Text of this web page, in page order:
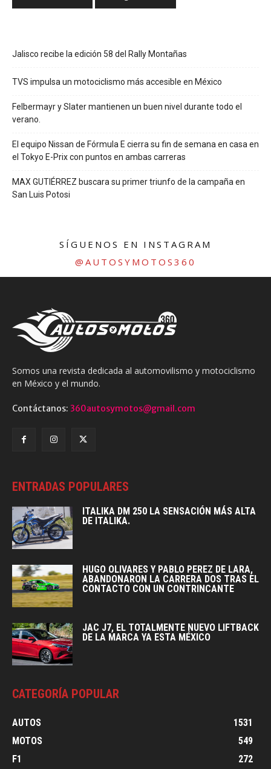
Jalisco recibe la edición 58 del Rally Montañas
TVS impulsa un motociclismo más accesible en México
Felbermayr y Slater mantienen un buen nivel durante todo el
verano.
El equipo Nissan de Fórmula E cierra su fin de semana en casa en
el Tokyo E-Prix con puntos en ambas carreras
MAX GUTIÉRREZ buscara su primer triunfo de la campaña en
San Luis Potosi
SÍGUENOS EN INSTAGRAM
@AUTOSYMOTOS360
Somos una revista dedicada al automovilismo y motociclismo
en México y el mundo.
Contáctanos: 360autosymotos@gmail.com
ENTRADAS POPULARES
ITALIKA DM 250 LA SENSACIÓN MÁS ALTA
DE ITALIKA.
HUGO OLIVARES Y PABLO PEREZ DE LARA,
ABANDONARON LA CARRERA DOS TRAS EL
CONTACTO CON UN CONTRINCANTE
JAC J7, EL TOTALMENTE NUEVO LIFTBACK
DE LA MARCA YA ESTA MÉXICO
CATEGORÍA POPULAR
AUTOS
1531
MOTOS
549
F1
272